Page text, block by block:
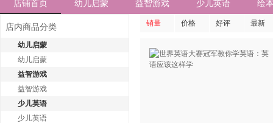
店铺首页 幼儿启蒙 益智游戏 少儿英语 绘
店内商品分类
幼儿启蒙
幼儿启蒙
益智游戏
益智游戏
少儿英语
少儿英语
销量 价格 好评 最新
浪
键
打